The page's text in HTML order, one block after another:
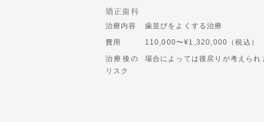
矯正歯科
治療内容
歯並びをよくする治療
費用
110,000〜¥1,320,000（税込）
治療後の
リスク
場合によっては後戻りが考えられ